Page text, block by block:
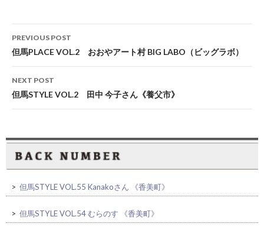
Post
navigation
PREVIOUS POST
但馬PLACE VOL.2 おおやアート村 BIG LABO（ビッグラボ）
NEXT POST
但馬STYLE VOL.2 田中 今子さん《養父市》
> 但馬STYLE VOL.55 Kanakoさん 《香美町》
> 但馬STYLE VOL.54 むらのす 《香美町》